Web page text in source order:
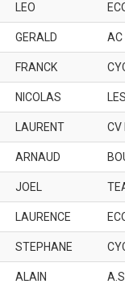
LEO
GERALD AC
FRANCK
NICOLAS
LAURENT CV
ARNAUD
JOEL
LAURENCE
STEPHANE
ALAIN